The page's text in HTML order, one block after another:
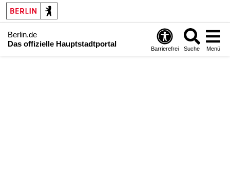
Berlin.de
Das offizielle Hauptstadtportal
Barrierefrei Suche Menü